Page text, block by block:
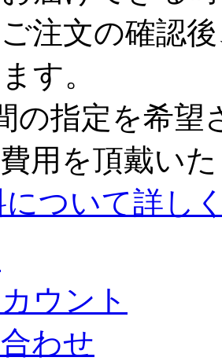
注文の確認
す。
の指定を希望
用を頂戴い
について詳し
ウント
わせ